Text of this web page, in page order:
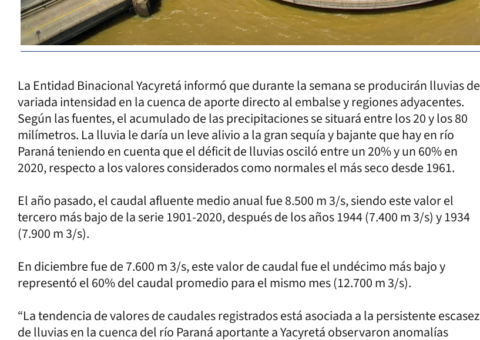
La Entidad Binacional Yacyretá informó que durante la semana se producirán lluvias de
variada intensidad en la cuenca de aporte directo al embalse y regiones adyacentes.
Según las fuentes, el acumulado de las precipitaciones se situará entre los 20 y los 80
milímetros. La lluvia le daría un leve alivio a la gran sequía y bajante que hay en río
Paraná teniendo en cuenta que el déficit de lluvias osciló entre un 20% y un 60% en
2020, respecto a los valores considerados como normales el más seco desde 1961.
El año pasado, el caudal afluente medio anual fue 8.500 m 3/s, siendo este valor el
tercero más bajo de la serie 1901-2020, después de los años 1944 (7.400 m 3/s) y 1934
(7.900 m 3/s).
En diciembre fue de 7.600 m 3/s, este valor de caudal fue el undécimo más bajo y
representó el 60% del caudal promedio para el mismo mes (12.700 m 3/s).
“La tendencia de valores de caudales registrados está asociada a la persistente escasez
de lluvias en la cuenca del río Paraná aportante a Yacyretá observaron anomalías